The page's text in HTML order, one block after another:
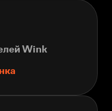
Wink